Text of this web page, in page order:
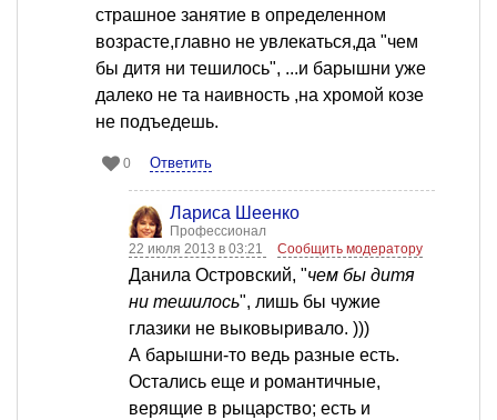
страшное занятие в определенном
возрасте,главно не увлекаться,да "чем
бы дитя ни тешилось", ...и барышни уже
далеко не та наивность ,на хромой козе
не подъедешь.
0 Ответить
Лариса Шеенко
Профессионал
22 июля 2013 в 03:21
Сообщить модератору
Данила Островский, "чем бы дитя
ни тешилось", лишь бы чужие
глазики не выковыривало. )))
А барышни-то ведь разные есть.
Остались еще и романтичные,
верящие в рыцарство; есть и